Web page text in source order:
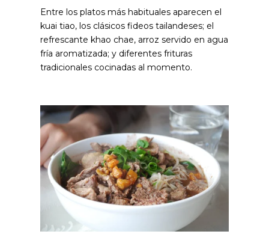
Entre los platos más habituales aparecen el
kuai tiao, los clásicos fideos tailandeses; el
refrescante khao chae, arroz servido en agua
fría aromatizada; y diferentes frituras
tradicionales cocinadas al momento.